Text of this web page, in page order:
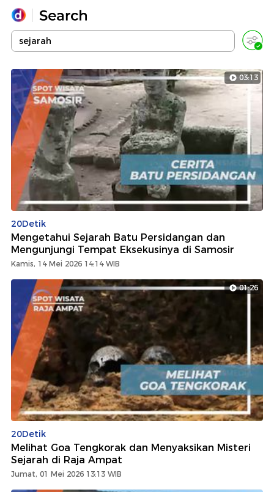
Yang sedang ramai dicari
Loading...
Promoted
Terakhir yang dicari
03:13
20Detik
Mengetahui Sejarah Batu Persidangan dan
Mengunjungi Tempat Eksekusinya di Samosir
Kamis, 14 Mei 2026 14:14 WIB
01:26
20Detik
Melihat Goa Tengkorak dan Menyaksikan Misteri
Sejarah di Raja Ampat
Jumat, 01 Mei 2026 13:13 WIB